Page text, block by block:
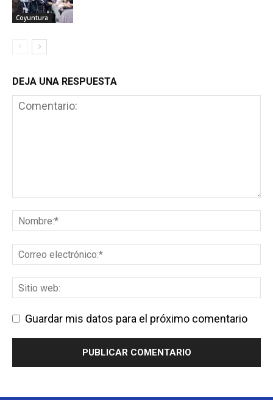
Coyuntura
DEJA UNA RESPUESTA
Guardar mis datos para el próximo comentario